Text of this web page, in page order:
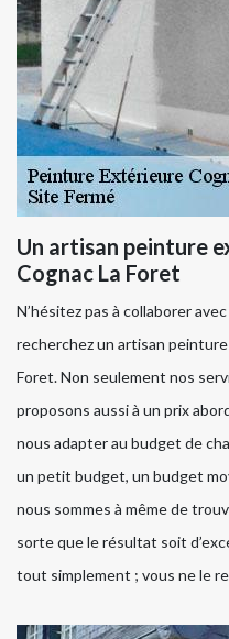
Un artisan peinture
Cognac La Foret
N’hésitez pas à collaborer
recherchez un artisan
Foret. Non seulement nos
proposons aussi à un prix
nous adapter au budget de
un petit budget, un budget
nous sommes à même de
sorte que le résultat soit
tout simplement ; vous ne le